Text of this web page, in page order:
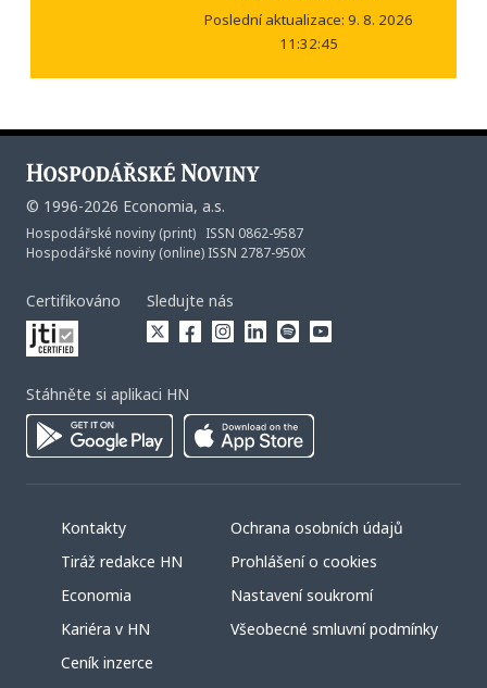
Poslední aktualizace: 9. 8. 2026
11:32:45
© 1996-2026 Economia, a.s.
Hospodářské noviny (print) ISSN 0862-9587
Hospodářské noviny (online) ISSN 2787-950X
Certifikováno Sledujte nás
Stáhněte si aplikaci HN
Kontakty
Tiráž redakce HN
Economia
Kariéra v HN
Ceník inzerce
Ochrana osobních údajů
Prohlášení o cookies
Nastavení soukromí
Všeobecné smluvní podmínky